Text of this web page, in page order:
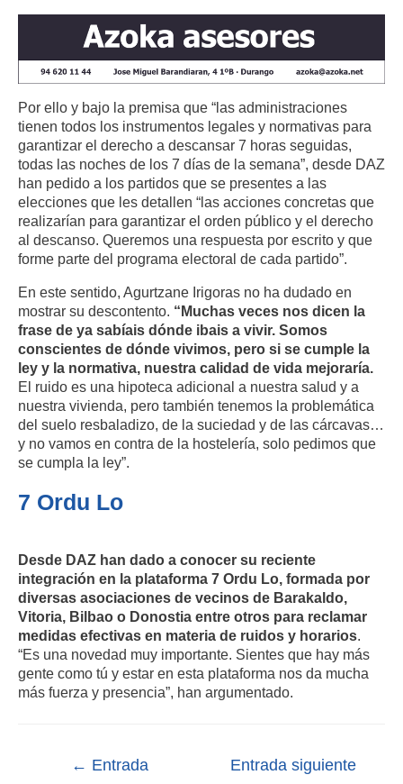
Por ello y bajo la premisa que “las administraciones
tienen todos los instrumentos legales y normativas para
garantizar el derecho a descansar 7 horas seguidas,
todas las noches de los 7 días de la semana”, desde DAZ
han pedido a los partidos que se presentes a las
elecciones que les detallen “las acciones concretas que
realizarían para garantizar el orden público y el derecho
al descanso. Queremos una respuesta por escrito y que
forme parte del programa electoral de cada partido”.
En este sentido, Agurtzane Irigoras no ha dudado en
mostrar su descontento. “Muchas veces nos dicen la
frase de ya sabíais dónde ibais a vivir. Somos
conscientes de dónde vivimos, pero si se cumple la
ley y la normativa, nuestra calidad de vida mejoraría.
El ruido es una hipoteca adicional a nuestra salud y a
nuestra vivienda, pero también tenemos la problemática
del suelo resbaladizo, de la suciedad y de las cárcavas…
y no vamos en contra de la hostelería, solo pedimos que
se cumpla la ley”.
7 Ordu Lo
Desde DAZ han dado a conocer su reciente
integración en la plataforma 7 Ordu Lo, formada por
diversas asociaciones de vecinos de Barakaldo,
Vitoria, Bilbao o Donostia entre otros para reclamar
medidas efectivas en materia de ruidos y horarios.
“Es una novedad muy importante. Sientes que hay más
gente como tú y estar en esta plataforma nos da mucha
más fuerza y presencia”, han argumentado.
← Entrada
Entrada siguiente